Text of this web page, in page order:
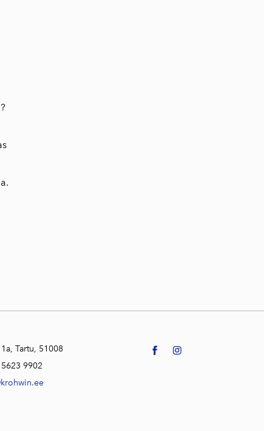
Tartu, 51008
9902